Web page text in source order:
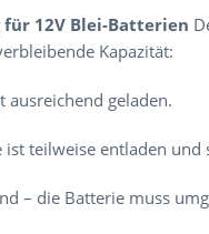
12V Blei-Batterien
Kapazität:
ausreichend geladen.
ist teilweise entladen
– die Batterie muss